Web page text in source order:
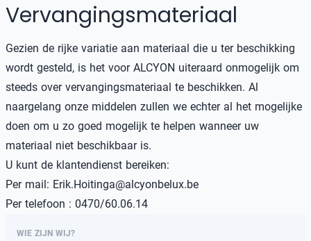
WIE ZIJN WIJ?
Vervangingsmateriaal
Gezien de rijke variatie aan materiaal die u ter beschikking
wordt gesteld, is het voor ALCYON uiteraard onmogelijk om
steeds over vervangingsmateriaal te beschikken. Al
naargelang onze middelen zullen we echter al het mogelijke
doen om u zo goed mogelijk te helpen wanneer uw
materiaal niet beschikbaar is.
U kunt de klantendienst bereiken:
Per mail: Erik.Hoitinga@alcyonbelux.be
Per telefoon : 0470/60.06.14